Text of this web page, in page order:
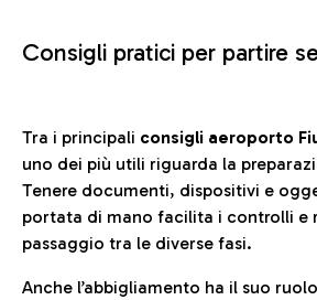
Consigli pratici per partire
Tra i principali consigli aeroporto
uno dei più utili riguarda la
Tenere documenti, dispositivi e
portata di mano facilita i controlli e
passaggio tra le diverse fasi.
Anche l’abbigliamento ha il suo